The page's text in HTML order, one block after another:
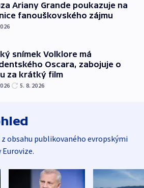
Ariany Grande poukazuje na
fanouškovského zájmu
snímek Volklore má
Oscara, zabojuje o
za krátký film
5. 8. 2026
z obsahu publikovaného evropskými